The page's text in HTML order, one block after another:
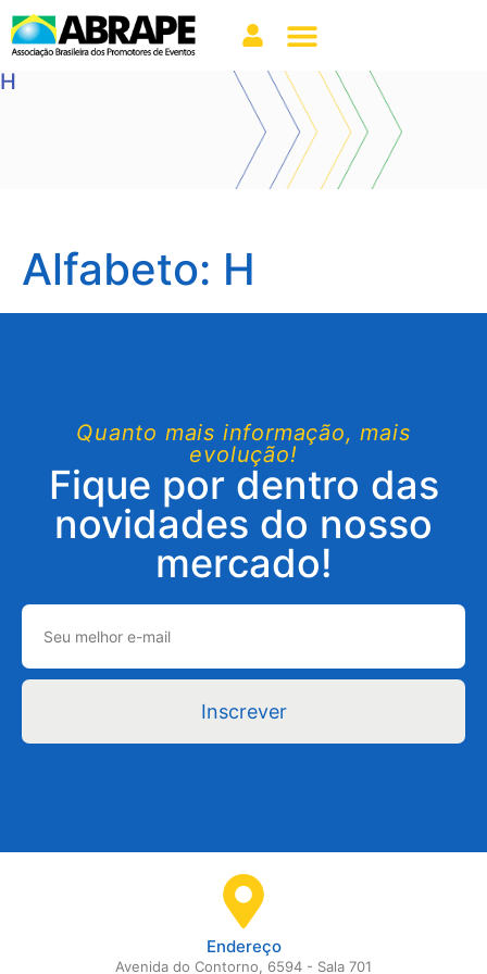
H
Alfabeto: H
Quanto mais informação, mais
evolução!
Fique por dentro das
novidades do nosso
mercado!
Inscrever
Endereço
Avenida do Contorno, 6594 - Sala 701